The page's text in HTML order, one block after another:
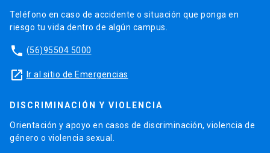
Teléfono en caso de accidente o situación que ponga en
riesgo tu vida dentro de algún campus.
phone (56)95504 5000
launch Ir al sitio de Emergencias
DISCRIMINACIÓN Y VIOLENCIA
Orientación y apoyo en casos de discriminación, violencia de
género o violencia sexual.